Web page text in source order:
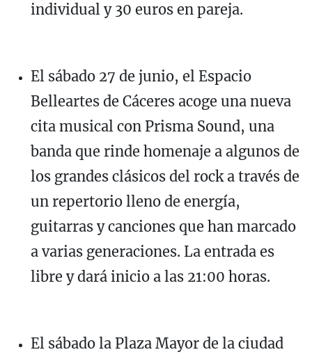
individual y 30 euros en pareja.
El sábado 27 de junio, el Espacio
Belleartes de Cáceres acoge una nueva
cita musical con Prisma Sound, una
banda que rinde homenaje a algunos de
los grandes clásicos del rock a través de
un repertorio lleno de energía,
guitarras y canciones que han marcado
a varias generaciones. La entrada es
libre y dará inicio a las 21:00 horas.
El sábado la Plaza Mayor de la ciudad